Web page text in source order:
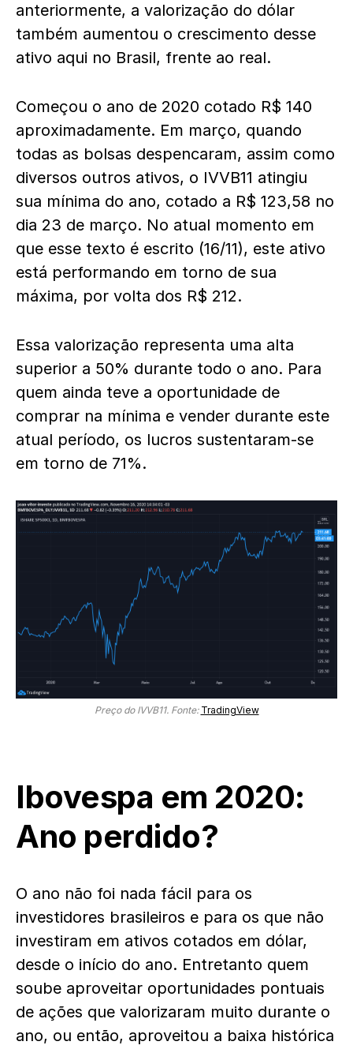
anteriormente, a valorização do dólar
também aumentou o crescimento desse
ativo aqui no Brasil, frente ao real.
Começou o ano de 2020 cotado R$ 140
aproximadamente. Em março, quando
todas as bolsas despencaram, assim como
diversos outros ativos, o IVVB11 atingiu
sua mínima do ano, cotado a R$ 123,58 no
dia 23 de março. No atual momento em
que esse texto é escrito (16/11), este ativo
está performando em torno de sua
máxima, por volta dos R$ 212.
Essa valorização representa uma alta
superior a 50% durante todo o ano. Para
quem ainda teve a oportunidade de
comprar na mínima e vender durante este
atual período, os lucros sustentaram-se
em torno de 71%.
Preço do IVVB11. Fonte: TradingView
Ibovespa em 2020:
Ano perdido?
O ano não foi nada fácil para os
investidores brasileiros e para os que não
investiram em ativos cotados em dólar,
desde o início do ano. Entretanto quem
soube aproveitar oportunidades pontuais
de ações que valorizaram muito durante o
ano, ou então, aproveitou a baixa histórica